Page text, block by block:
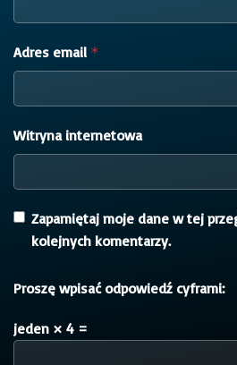
Adres email *
Witryna internetowa
Zapamiętaj moje dane w tej
kolejnych komentarzy.
Proszę wpisać odpowiedź cyframi:
jeden × 4 =